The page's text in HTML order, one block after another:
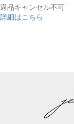
返品キャンセル不可
詳細はこちら